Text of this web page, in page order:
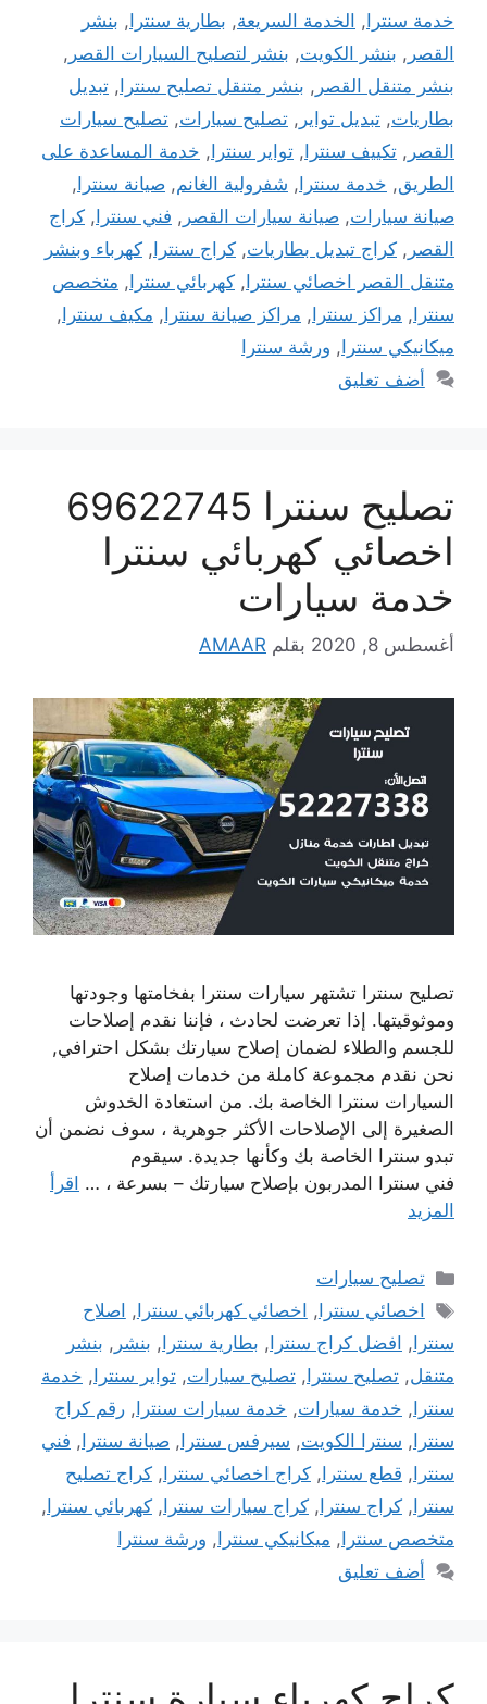
خدمة سنترا, الخدمة السريعة, بطارية سنترا, بنشر
القصر , بنشر الكويت, بنشر لتصليح السيارات القصر ,
بنشر متنقل القصر , بنشر متنقل تصليح سنترا, تبديل
بطاريات, تبديل تواير , تصليح سيارات, تصليح سيارات
القصر , تكييف سنترا, تواير سنترا, خدمة المساعدة على
الطريق, خدمة سنترا, شفرولية الغانم, صيانة سنترا,
صيانة سيارات, صيانة سيارات القصر , فني سنترا, كراج
القصر , كراج تبديل بطاريات, كراج سنترا, كهرباء وبنشر
متنقل القصر اخصائي سنترا, كهربائي سنترا, متخصص
سنترا, مراكز سنترا, مراكز صيانة سنترا, مكيف سنترا,
ميكانيكي سنترا, ورشة سنترا
أضف تعليق
تصليح سنترا 69622745
اخصائي كهربائي سنترا
خدمة سيارات
أغسطس 8, 2020 بقلم AMAAR
تصليح سنترا تشتهر سيارات سنترا بفخامتها وجودتها
وموثوقيتها. إذا تعرضت لحادث ، فإننا نقدم إصلاحات
للجسم والطلاء لضمان إصلاح سيارتك بشكل احترافي,
نحن نقدم مجموعة كاملة من خدمات إصلاح
السيارات سنترا الخاصة بك. من استعادة الخدوش
الصغيرة إلى الإصلاحات الأكثر جوهرية ، سوف نضمن أن
تبدو سنترا الخاصة بك وكأنها جديدة. سيقوم
فني سنترا المدربون بإصلاح سيارتك – بسرعة ، … اقرأ
المزيد
التصنيفات
تصليح سيارات
الوسوم
اخصائي سنترا , اخصائي كهربائي سنترا , اصلاح
سنترا , افضل كراج سنترا , بطارية سنترا , بنشر , بنشر
متنقل, تصليح سنترا , تصليح سيارات, تواير سنترا , خدمة
سنترا , خدمة سيارات, خدمة سيارات سنترا , رقم كراج
سنترا , سنترا الكويت, سيرفس سنترا , صيانة سنترا , فني
سنترا , قطع سنترا , كراج اخصائي سنترا , كراج تصليح
سنترا , كراج سنترا , كراج سيارات سنترا , كهربائي سنترا ,
متخصص سنترا , ميكانيكي سنترا , ورشة سنترا
أضف تعليق